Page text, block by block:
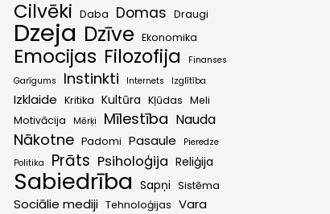
Cilvēki Daba Domas Draugi
Dzeja Dzīve Ekonomika
Emocijas Filozofija
Finanses
Garīgums
Instinkti Internets Izglītība
Izklaide Kritika Kultūra Kļūdas Meli
Motivācija
Mērķi Mīlestība Nauda
Nākotne Padomi Pasaule
Pieredze
Politika
Prāts Psiholoģija Reliģija
Sabiedrība Sapņi Sistēma
Sociālie mediji Tehnoloģijas Vara